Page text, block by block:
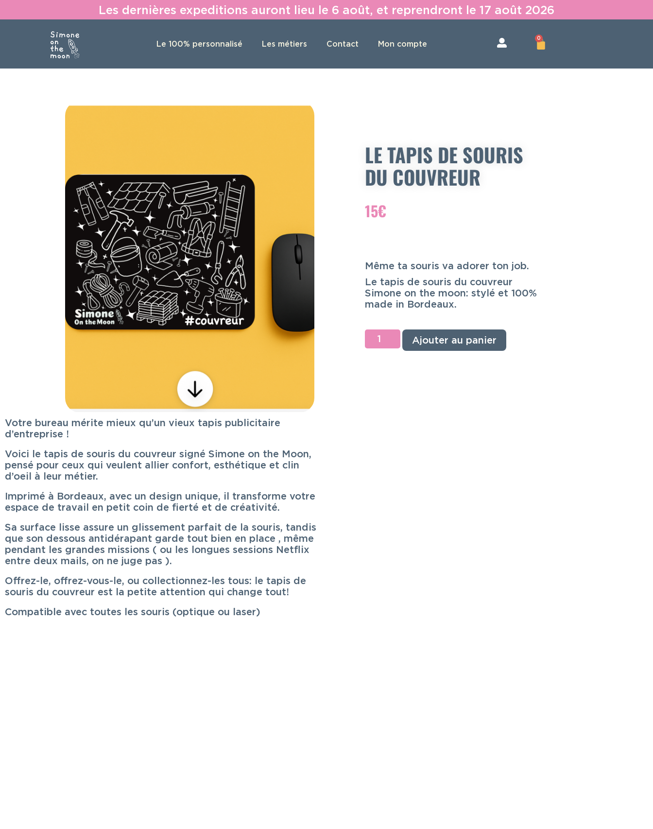
Les dernières expeditions auront lieu le 6 août, et reprendront le 17 août 2026
Le 100% personnalisé Les métiers Contact Mon compte
0
LE TAPIS DE SOURIS
DU COUVREUR
15€
Même ta souris va adorer ton job.
Le tapis de souris du couvreur
Simone on the moon: stylé et 100%
made in Bordeaux.
Ajouter au panier
Votre bureau mérite mieux qu’un vieux tapis publicitaire
d’entreprise !
Voici le tapis de souris du couvreur signé Simone on the Moon,
pensé pour ceux qui veulent allier confort, esthétique et clin
d’oeil à leur métier.
Imprimé à Bordeaux, avec un design unique, il transforme votre
espace de travail en petit coin de fierté et de créativité.
Sa surface lisse assure un glissement parfait de la souris, tandis
que son dessous antidérapant garde tout bien en place , même
pendant les grandes missions ( ou les longues sessions Netflix
entre deux mails, on ne juge pas ).
Offrez-le, offrez-vous-le, ou collectionnez-les tous: le tapis de
souris du couvreur est la petite attention qui change tout!
Compatible avec toutes les souris (optique ou laser)